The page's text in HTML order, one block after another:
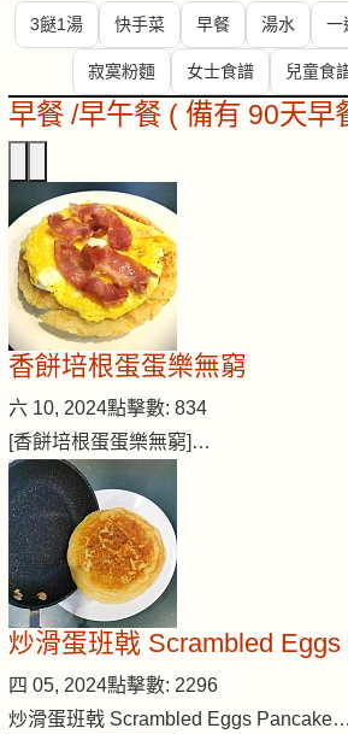
3餸1湯 快手菜 早餐 湯水 一
寂寞粉麵 女士食譜 兒童食
早餐 /早午餐 ( 備有 90天早
香餅培根蛋蛋樂無窮
六 10, 2024點擊數: 834
[香餅培根蛋蛋樂無窮]…
炒滑蛋班戟 Scrambled
四 05, 2024點擊數: 2296
炒滑蛋班戟 Scrambled Eggs Pancake…